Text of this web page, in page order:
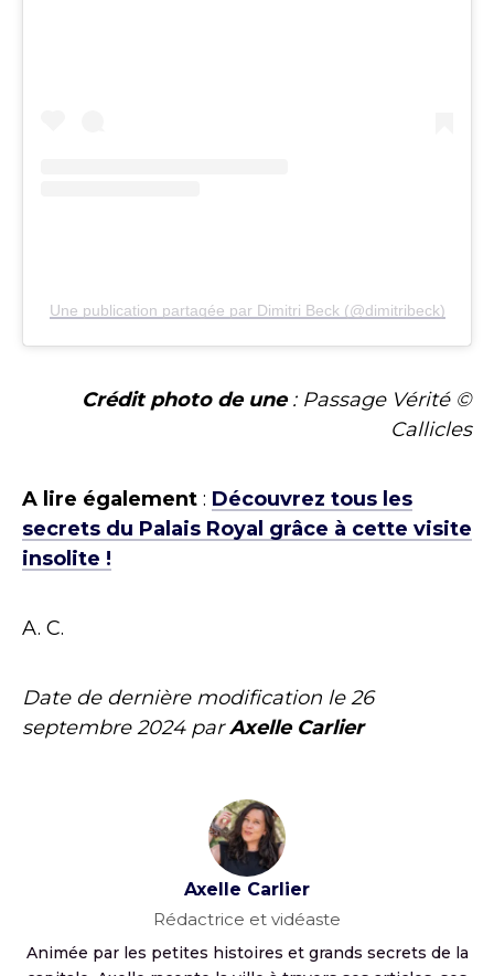
Une publication partagée par Dimitri Beck (@dimitribeck)
Crédit photo de une: Passage Vérité ©
Callicles
A lire également : Découvrez tous les
secrets du Palais Royal grâce à cette visite
insolite !
A. C.
Date de dernière modification le26
septembre 2024 parAxelle Carlier
Axelle Carlier
Rédactrice et vidéaste
Animée par les petites histoires et grands secrets de la